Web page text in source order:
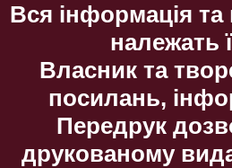
Вся інформація
належать
Власник та
посилань,
Передрук
друкованому